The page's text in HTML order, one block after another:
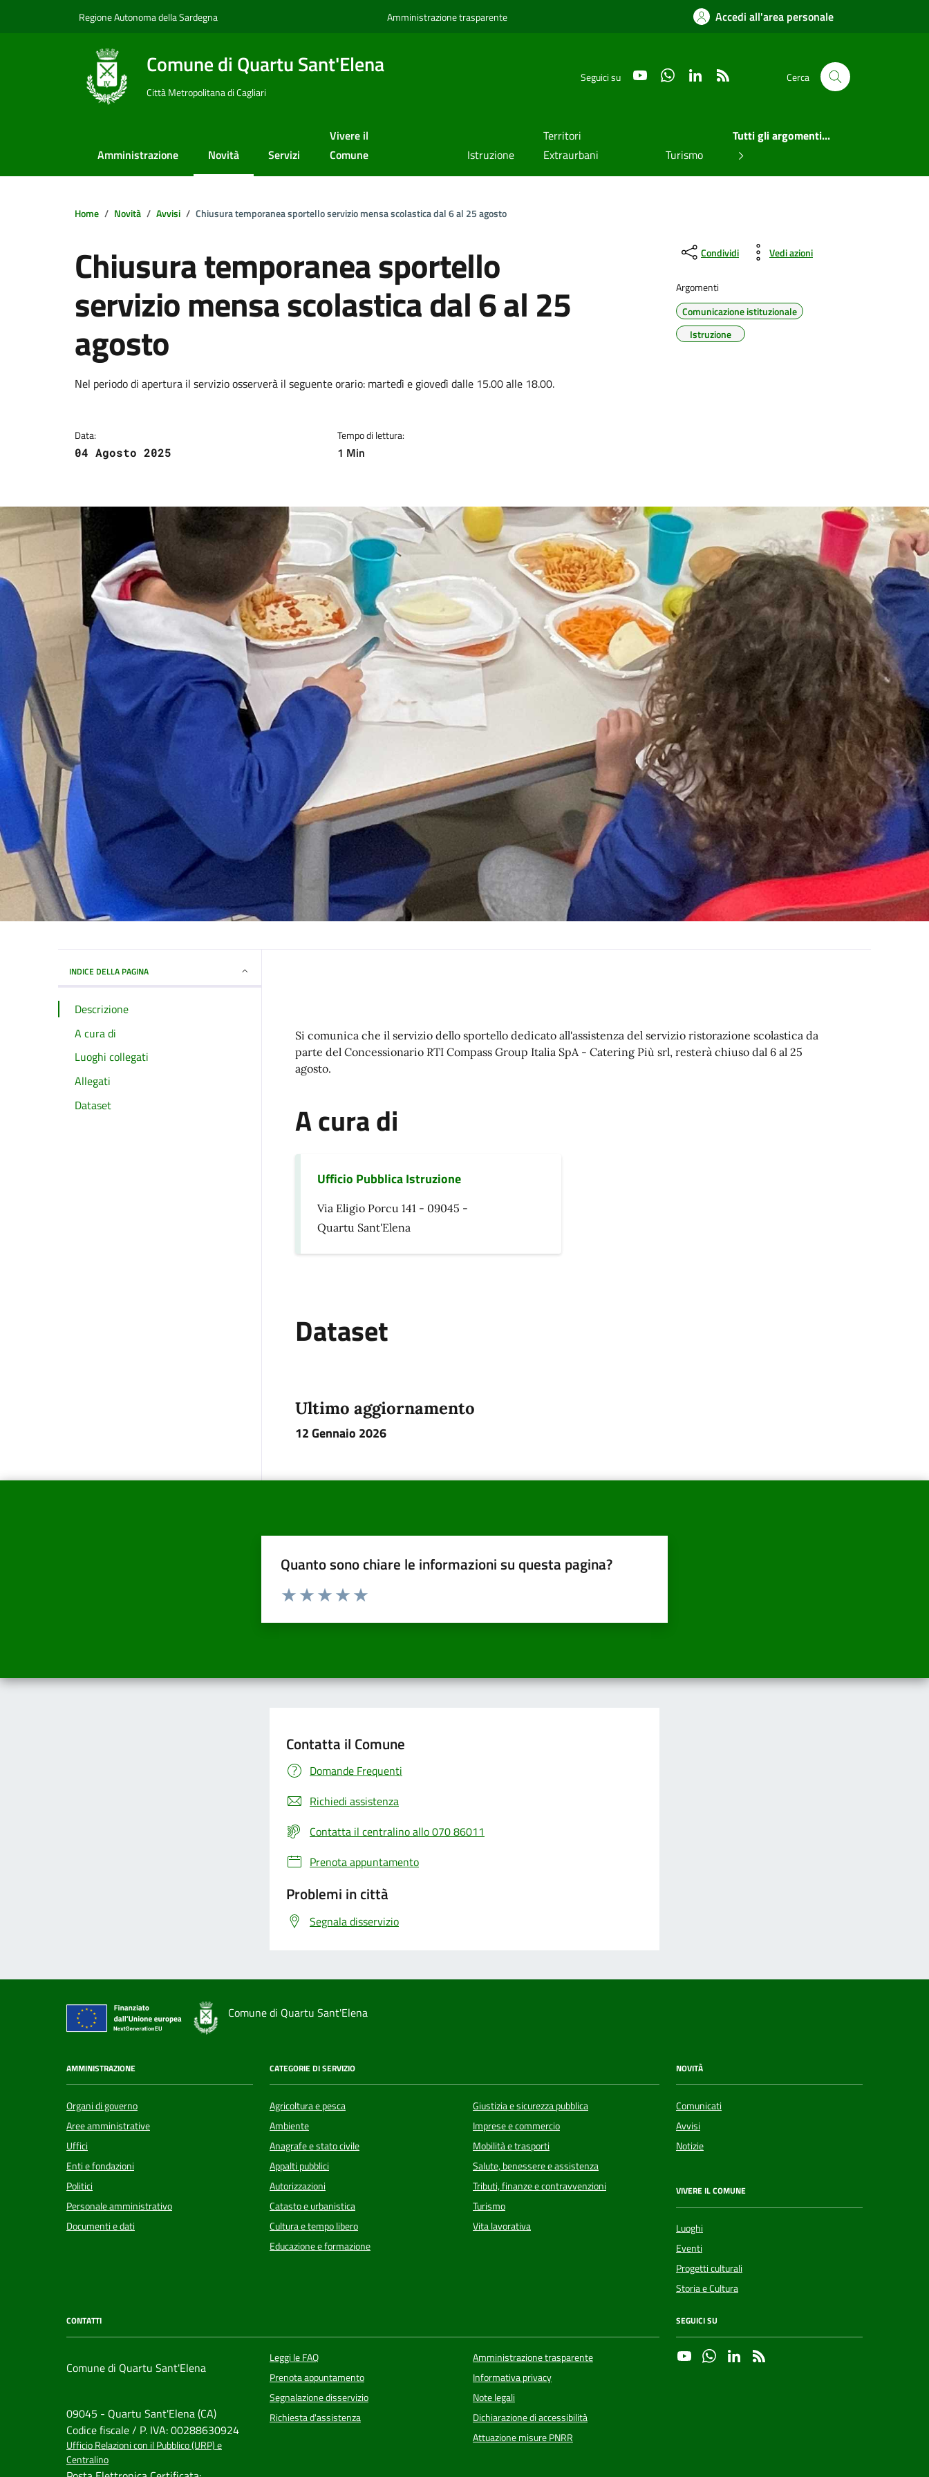
Regione Autonoma della Sardegna Amministrazione trasparente Accedi all'area personale
Comune di Quartu Sant'Elena
Città Metropolitana di Cagliari
Seguici su YouTube WhatsAppLinkedIn Cerca
Amministrazione Novità Servizi
Vivere il
Comune
Istruzione
Territori
Extraurbani
Turismo
Tutti gli argomenti...
Home Novità Avvisi Chiusura temporanea sportello servizio mensa scolastica dal 6 al 25 agosto
Chiusura temporanea sportello
servizio mensa scolastica dal 6 al 25
agosto
Dettagli della notizia
Nel periodo di apertura il servizio osserverà il seguente orario: martedì e giovedì dalle 15.00 alle 18.00.
Data:
04 Agosto 2025
Tempo di lettura:
1 Min
Condividi Vedi azioni
Argomenti
Comunicazione istituzionale
Istruzione
INDICE DELLA PAGINA
Descrizione
A cura di
Luoghi collegati
Allegati
Dataset
Si comunica che il servizio dello sportello dedicato all'assistenza del servizio ristorazione scolastica da
parte del Concessionario RTI Compass Group Italia SpA - Catering Più srl, resterà chiuso dal 6 al 25
agosto.
A cura di
Ufficio Pubblica Istruzione
Via Eligio Porcu 141 - 09045 -
Quartu Sant'Elena
Dataset
Ultimo aggiornamento
12 Gennaio 2026
Quanto sono chiare le informazioni su questa pagina?
Valuta da 1 a 5 stelle la pagina
Contatta il Comune
Domande Frequenti
Richiedi assistenza
Contatta il centralino allo 070 86011
Prenota appuntamento
Problemi in città
Segnala disservizio
Comune di Quartu Sant'Elena
AMMINISTRAZIONE
Organi di governo
Aree amministrative
Uffici
Enti e fondazioni
Politici
Personale amministrativo
Documenti e dati
CATEGORIE DI SERVIZIO
Agricoltura e pesca
Ambiente
Anagrafe e stato civile
Appalti pubblici
Autorizzazioni
Catasto e urbanistica
Cultura e tempo libero
Educazione e formazione
Giustizia e sicurezza pubblica
Imprese e commercio
Mobilità e trasporti
Salute, benessere e assistenza
Tributi, finanze e contravvenzioni
Turismo
Vita lavorativa
NOVITÀ
Comunicati
Avvisi
Notizie
VIVERE IL COMUNE
Luoghi
Eventi
Progetti culturali
Storia e Cultura
CONTATTI
Comune di Quartu Sant'Elena
09045 - Quartu Sant'Elena (CA)
Codice fiscale / P. IVA: 00288630924
Ufficio Relazioni con il Pubblico (URP) e
Centralino
Leggi le FAQ
Prenota appuntamento
Segnalazione disservizio
Richiesta d'assistenza
Amministrazione trasparente
Informativa privacy
Note legali
Dichiarazione di accessibilità
Attuazione misure PNRR
SEGUICI SU
YouTube WhatsappLinkedin